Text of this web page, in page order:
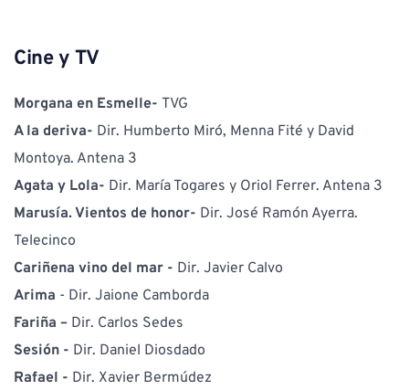
Cine y TV
Morgana en Esmelle- TVG
A la deriva- Dir. Humberto Miró, Menna Fité y David
Montoya. Antena 3
Agata y Lola- Dir. María Togares y Oriol Ferrer. Antena 3
Marusía. Vientos de honor- Dir. José Ramón Ayerra.
Telecinco
Cariñena vino del mar - Dir. Javier Calvo
Arima - Dir. Jaione Camborda
Fariña – Dir. Carlos Sedes
Sesión - Dir. Daniel Diosdado
Rafael - Dir. Xavier Bermúdez